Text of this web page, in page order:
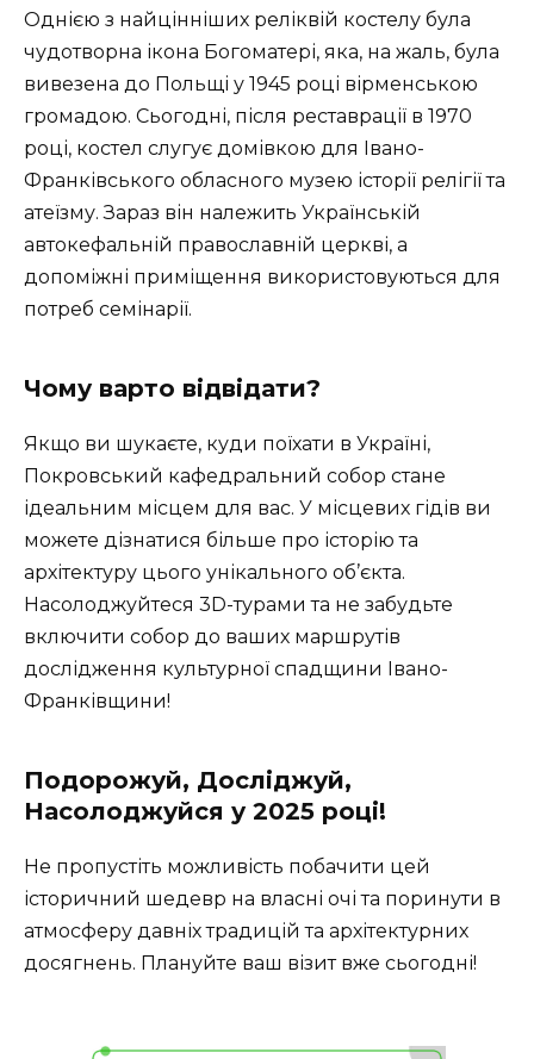
Однією з найцінніших реліквій костелу була
чудотворна ікона Богоматері, яка, на жаль, була
вивезена до Польщі у 1945 році вірменською
громадою. Сьогодні, після реставрації в 1970
році, костел слугує домівкою для Івано-
Франківського обласного музею історії релігії та
атеїзму. Зараз він належить Українській
автокефальній православній церкві, а
допоміжні приміщення використовуються для
потреб семінарії.
Чому варто відвідати?
Якщо ви шукаєте, куди поїхати в Україні,
Покровський кафедральний собор стане
ідеальним місцем для вас. У місцевих гідів ви
можете дізнатися більше про історію та
архітектуру цього унікального об’єкта.
Насолоджуйтеся 3D-турами та не забудьте
включити собор до ваших маршрутів
дослідження культурної спадщини Івано-
Франківщини!
Подорожуй, Досліджуй,
Насолоджуйся у 2025 році!
Не пропустіть можливість побачити цей
історичний шедевр на власні очі та поринути в
атмосферу давніх традицій та архітектурних
досягнень. Плануйте ваш візит вже сьогодні!